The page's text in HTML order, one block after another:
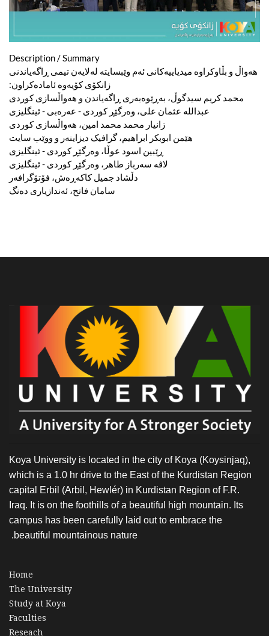
Description / Summary
هەواڵ و بڵاوکراوە میدیاییەکانی ئەم وێبسایتە لەلایەن تیمی ڕاگەیاندنی
زانکۆی کۆیەوە ئامادەکراون:
محمد کریم سیدگوڵ، بەڕێوەبەری ڕاگەیاندن و هەواڵسازی کوردی
عبدالله عثمان علی، وەرگێڕ کوردی - عەرەبی - ئینگلیزی
زانیار محمد محمد امین، هەواڵسازی کوردی
هێمن ابوبکر ابراهیم، گرافیک دیزاینەر و ووێب سایت
ڕێبین اسود عوڵا، وەرگێڕ کوردی - ئینگلیزی
لاڤە سەرباز طاهر، وەرگێڕ کوردی - ئینگلیزی
دڵشاد جمیل کاکەڕەش، فۆتۆگرافەر
سامان فاتح، ئەندازیاری دەنگ
Koya University is located in the city of Koya (Koysinjaq),
which is a 1.0 hr drive to the East of the Kurdistan Region
capital Erbil (Arbil, Hewlér) in Kurdistan Region of F.R.
Iraq. It is on the foothills of a beautiful high mountain. Its
campus has been carefully laid out to embrace the
beautiful mountainous nature.
Home
The University
Study at Koya
Faculties
Reseach